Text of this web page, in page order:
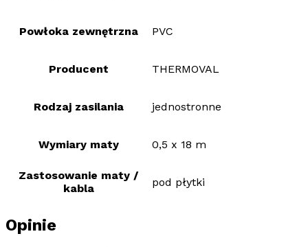
Powłoka zewnętrzna PVC
Producent THERMOVAL
Rodzaj zasilania jednostronne
Wymiary maty 0,5 x 18 m
Zastosowanie maty /
kabla
pod płytki
Opinie